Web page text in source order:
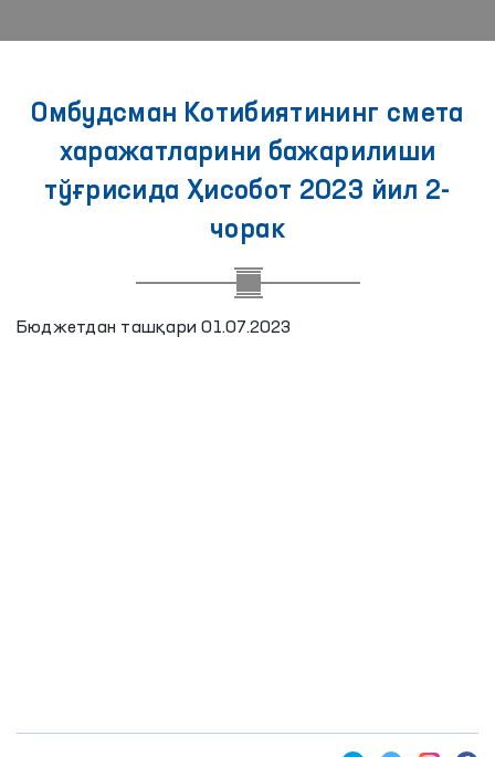
Омбудсман Котибиятининг смета
харажатларини бажарилиши
тўғрисида Ҳисобот 2023 йил 2-
чорак
Бюджетдан ташқари 01.07.2023